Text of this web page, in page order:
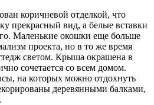
коричневой отделкой, что
прекрасный вид, а белые вставки
Маленькие окошки еще больше
проекта, но в то же время
светом. Крыша окрашена в
сочетается со всем домом.
на которых можно отдохнуть
деревянными балками,